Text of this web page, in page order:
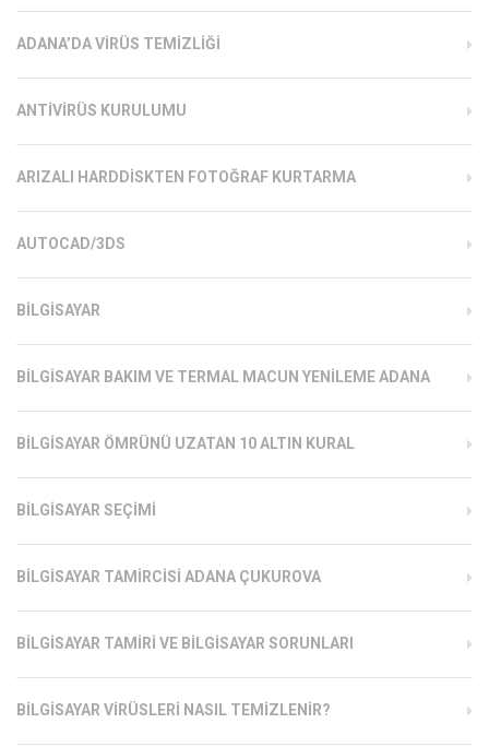
ADANA’DA VIRÜS TEMIZLIĞI
ANTIVIRÜS KURULUMU
ARIZALI HARDDISKTEN FOTOĞRAF KURTARMA
AUTOCAD/3DS
BILGISAYAR
BILGISAYAR BAKIM VE TERMAL MACUN YENILEME ADANA
BILGISAYAR ÖMRÜNÜ UZATAN 10 ALTIN KURAL
BILGISAYAR SEÇIMI
BILGISAYAR TAMIRCISI ADANA ÇUKUROVA
BILGISAYAR TAMIRI VE BILGISAYAR SORUNLARI
BILGISAYAR VIRÜSLERI NASIL TEMIZLENIR?